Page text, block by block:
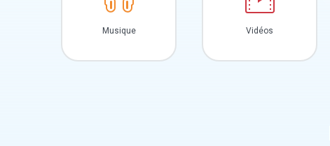
Musique Vidéos